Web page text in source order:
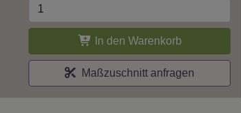
In den Warenkorb
Maßzuschnitt anfragen